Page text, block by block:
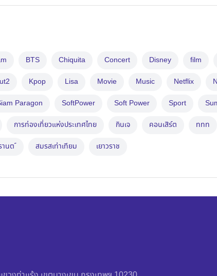
BTS Chiquita Concert Disney film
Kpop Lisa Movie Music Netflix
Paragon SoftPower Soft Power Sport
การท่องเที่ยวแห่งประเทศไทย กินเจ คอนเสิร์ต ททท
านต สมรสเท่าเทียม เยาวราช